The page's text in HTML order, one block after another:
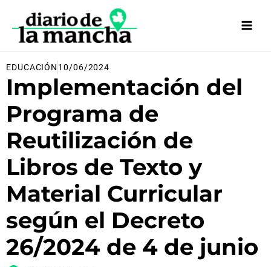
contenido
EDUCACIÓN 10/06/2024
Implementación del
Programa de
Reutilización de
Libros de Texto y
Material Curricular
según el Decreto
26/2024 de 4 de junio